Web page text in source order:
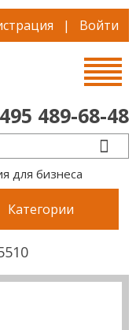
| Войти
489-68-48
для бизнеса
Категории